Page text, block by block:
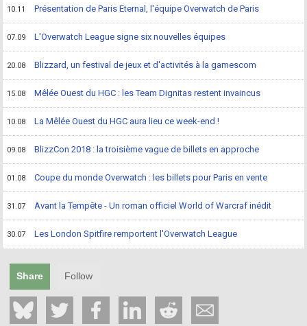
10.11 Présentation de Paris Eternal, l'équipe Overwatch de Paris
07.09 L'Overwatch League signe six nouvelles équipes
20.08 Blizzard, un festival de jeux et d'activités à la gamescom
15.08 Mêlée Ouest du HGC : les Team Dignitas restent invaincus
10.08 La Mêlée Ouest du HGC aura lieu ce week-end !
09.08 BlizzCon 2018 : la troisième vague de billets en approche
01.08 Coupe du monde Overwatch : les billets pour Paris en vente
31.07 Avant la Tempête - Un roman officiel World of Warcraf inédit
30.07 Les London Spitfire remportent l'Overwatch League
Share Follow